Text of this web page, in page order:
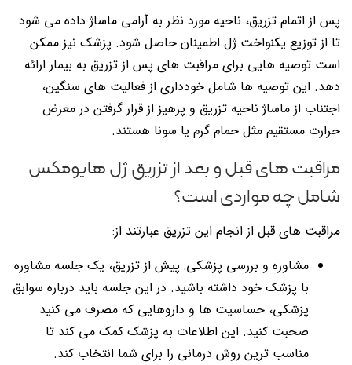
پس از اتمام تزریق، ناحیه مورد نظر به آرامی ماساژ داده می شود
تا از توزیع یکنواخت ژل اطمینان حاصل شود. پزشک نیز ممکن
است توصیه هایی برای مراقبت های پس از تزریق به بیمار ارائه
دهد. این توصیه ها شامل خودداری از فعالیت های سنگین،
اجتناب از ماساژ ناحیه تزریق و پرهیز از قرار گرفتن در معرض
حرارت مستقیم مثل حمام گرم یا سونا هستند.
مراقبت های قبل و بعد از تزریق ژل هایومکس
شامل چه مواردی است؟
مراقبت های قبل از انجام این تزریق عبارتند از:
مشاوره و بررسی پزشکی: پیش از تزریق، یک جلسه مشاوره
با پزشک خود داشته باشید. در این جلسه باید درباره سوابق
پزشکی، حساسیت ها و داروهایی که مصرف می کنید
صحبت کنید. این اطلاعات به پزشک کمک می کند تا
مناسب ترین روش درمانی را برای شما انتخاب کند.